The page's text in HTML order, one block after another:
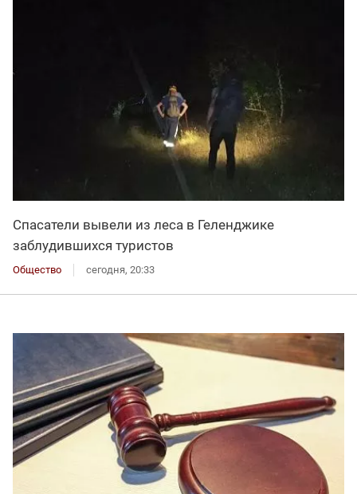
Спасатели вывели из леса в Геленджике
заблудившихся туристов
Общество сегодня, 20:33